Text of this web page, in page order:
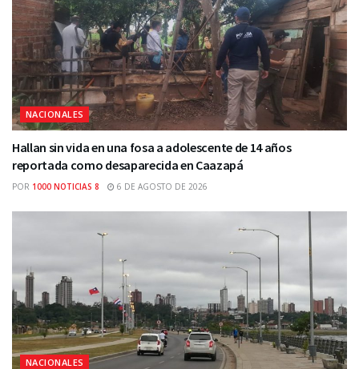
NACIONALES
Hallan sin vida en una fosa a adolescente de 14 años
reportada como desaparecida en Caazapá
POR 1000 NOTICIAS 8 6 DE AGOSTO DE 2026
NACIONALES